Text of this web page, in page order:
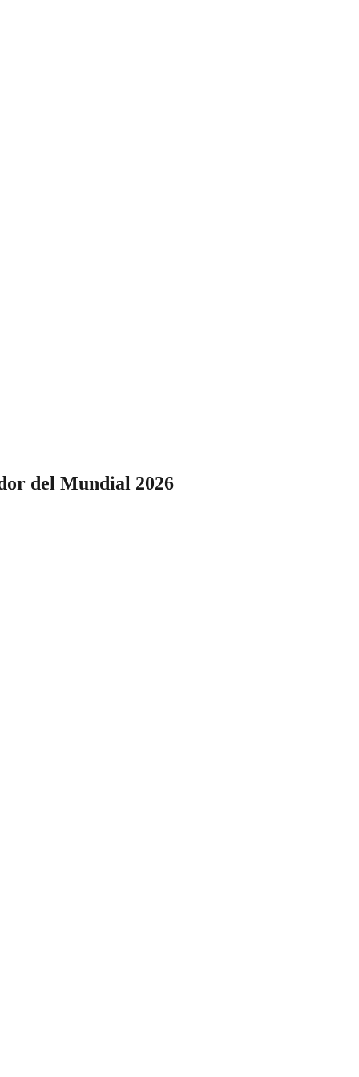
del Mundial 2026